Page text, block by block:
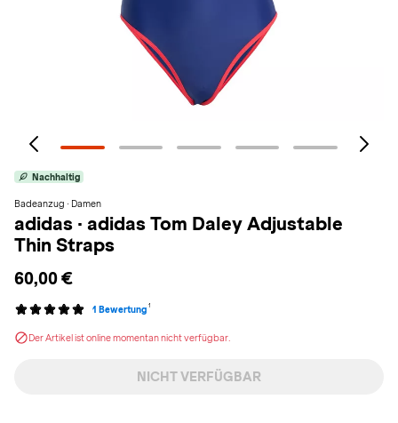
Nachhaltig
Badeanzug · Damen
adidas · adidas Tom Daley Adjustable
Thin Straps
60,00 €
1 Bewertung 1
Der Artikel ist online momentan nicht verfügbar.
NICHT VERFÜGBAR